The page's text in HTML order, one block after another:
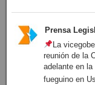
Prensa
La
reunión de la
adelante en
fueguino en